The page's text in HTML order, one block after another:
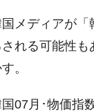
メディアが「
される可能性
。
07月･物価指